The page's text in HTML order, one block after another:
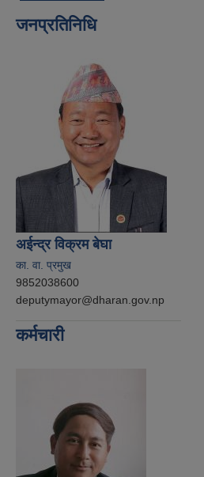
जनप्रतिनिधि
अईन्द्र विक्रम बेघा
का. वा. प्रमुख
9852038600
deputymayor@dharan.gov.np
कर्मचारी